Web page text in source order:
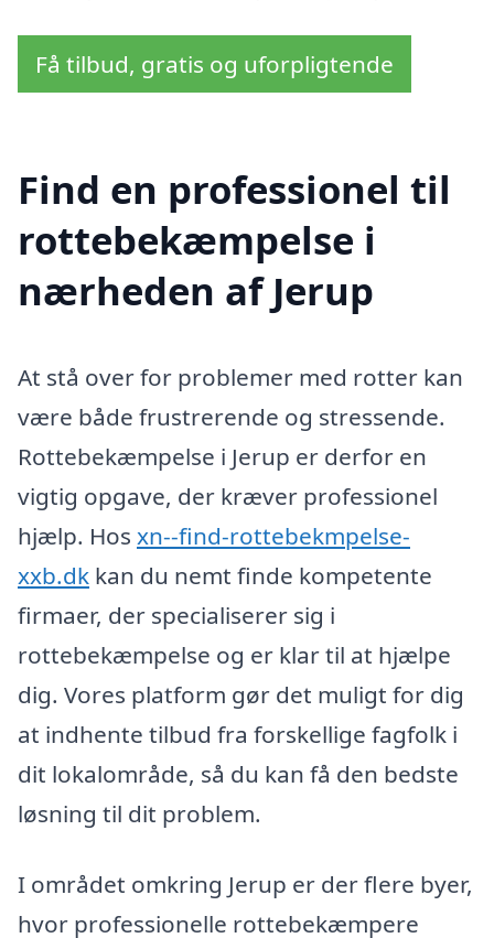
Få tilbud, gratis og uforpligtende
Find en professionel til
rottebekæmpelse i
nærheden af Jerup
At stå over for problemer med rotter kan
være både frustrerende og stressende.
Rottebekæmpelse i Jerup er derfor en
vigtig opgave, der kræver professionel
hjælp. Hos xn--find-rottebekmpelse-
xxb.dk kan du nemt finde kompetente
firmaer, der specialiserer sig i
rottebekæmpelse og er klar til at hjælpe
dig. Vores platform gør det muligt for dig
at indhente tilbud fra forskellige fagfolk i
dit lokalområde, så du kan få den bedste
løsning til dit problem.
I området omkring Jerup er der flere byer,
hvor professionelle rottebekæmpere